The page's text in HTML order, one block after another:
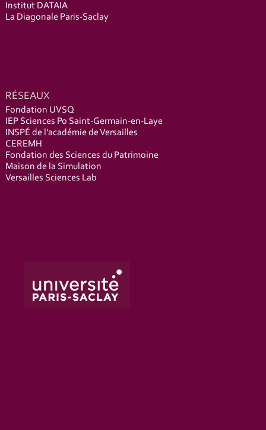
Institut DATAIA
La Diagonale Paris-Saclay
RÉSEAUX
Fondation UVSQ
IEP Sciences Po Saint-Germain-en-Laye
INSPÉ de l'académie de Versailles
CEREMH
Fondation des Sciences du Patrimoine
Maison de la Simulation
Versailles Sciences Lab